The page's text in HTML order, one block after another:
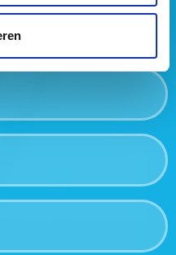
in voor onze gratis